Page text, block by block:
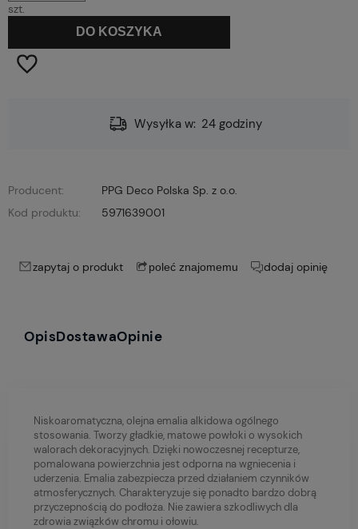
szt.
DO KOSZYKA
Wysyłka w: 24 godziny
Producent:
PPG Deco Polska Sp. z o.o.
Kod produktu:
5971639001
zapytaj o produkt poleć znajomemu dodaj opinię
OpisDostawaOpinie
Niskoaromatyczna, olejna emalia alkidowa ogólnego
stosowania. Tworzy gładkie, matowe powłoki o wysokich
walorach dekoracyjnych. Dzięki nowoczesnej recepturze,
pomalowana powierzchnia jest odporna na wgniecenia i
uderzenia. Emalia zabezpiecza przed działaniem czynników
atmosferycznych. Charakteryzuje się ponadto bardzo dobrą
przyczepnością do podłoża. Nie zawiera szkodliwych dla
zdrowia związków chromu i ołowiu.